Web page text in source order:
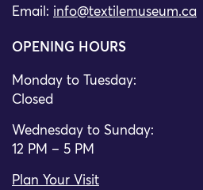
Email: info@textilemuseum.ca
OPENING HOURS
Monday to Tuesday:
Closed
Wednesday to Sunday:
12 PM – 5 PM
Plan Your Visit